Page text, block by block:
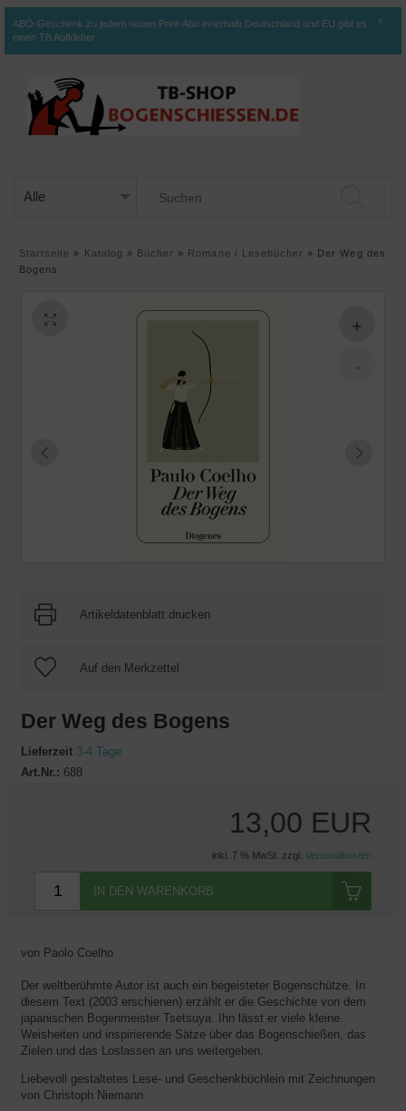
ABO-Geschenk zu jedem neuen Print-Abo innerhalb Deutschland und EU gibt es
einen TB Aufkleber
×
Startseite » Katalog » Bücher » Romane / Lesebücher » Der Weg des
Bogens
Artikeldatenblatt drucken
Der Weg des Bogens
Lieferzeit 3-4 Tage
Art.Nr.: 688
13,00 EUR
inkl. 7 % MwSt. zzgl. Versandkosten
IN DEN WARENKORB
von Paolo Coelho
Der weltberühmte Autor ist auch ein begeisteter Bogenschütze. In
diesem Text (2003 erschienen) erzählt er die Geschichte von dem
japanischen Bogenmeister Tsetsuya. Ihn lässt er viele kleine
Weisheiten und inspirierende Sätze über das Bogenschießen, das
Zielen und das Loslassen an uns weitergeben.
Liebevoll gestaltetes Lese- und Geschenkbüchlein mit Zeichnungen
von Christoph Niemann